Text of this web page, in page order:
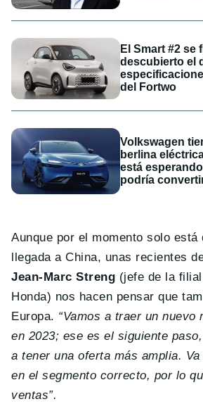
El Smart #2 se
descubierto el
del Fortwo
Volkswagen
berlina
está
podría
Aunque por el momento solo está
llegada a China, unas recientes
Jean-Marc Streng (jefe de la
Honda) nos hacen pensar que
Europa. “Vamos a traer un nuevo
en 2023; ese es el siguiente
a tener una oferta más amplia.
en el segmento correcto, por lo
ventas”.